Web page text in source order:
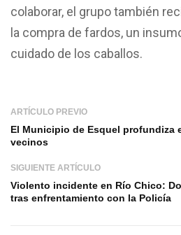
colaborar, el grupo también
la compra de fardos, un
cuidado de los caballos.
ARTÍCULO PREVIO
El Municipio de Esquel profundiza
vecinos
SIGUIENTE ARTÍCULO
Violento incidente en Río Chico:
tras enfrentamiento con la Policía